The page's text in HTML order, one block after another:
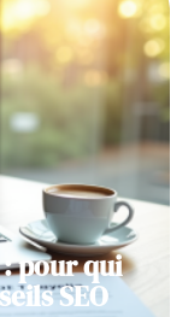
: pour qui
SEO